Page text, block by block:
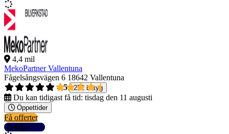
4,4 mil
MekoPartner Vallentuna
Fågelsångsvägen 6 18642 Vallentuna
4,5
252 betyg
Du kan tidigast få tid: tisdag den 11 augusti
Öppettider
Få offerter
Detaljer